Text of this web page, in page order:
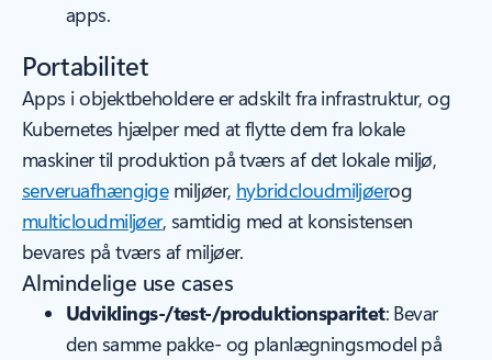
apps.
Portabilitet
Apps i objektbeholdere er adskilt fra infrastruktur, og
Kubernetes hjælper med at flytte dem fra lokale
maskiner til produktion på tværs af det lokale miljø,
serveruafhængigemiljøer, hybridcloudmiljøerog
multicloudmiljøer, samtidig med at konsistensen
bevares på tværs af miljøer.
Almindelige use cases
Udviklings-/test-/produktionsparitet: Bevar
den samme pakke- og planlægningsmodel på